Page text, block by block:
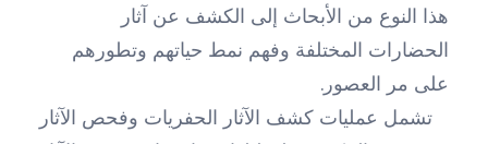
هذا النوع من الأبحاث إلى الكشف عن آثار
الحضارات المختلفة وفهم نمط حياتهم وتطورهم
على مر العصور.
تشمل عمليات كشف الآثار الحفريات وفحص الآثار